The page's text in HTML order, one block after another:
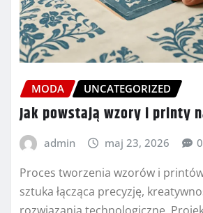
MODA UNCATEGORIZED
Jak powstają wzory i printy
admin maj 23, 2026 0
Proces tworzenia wzorów i
sztuka łącząca precyzję,